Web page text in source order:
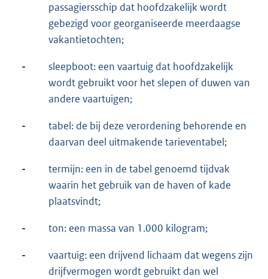
passagiersschip dat hoofdzakelijk wordt
gebezigd voor georganiseerde meerdaagse
vakantietochten;
-
sleepboot: een vaartuig dat hoofdzakelijk
wordt gebruikt voor het slepen of duwen van
andere vaartuigen;
-
tabel: de bij deze verordening behorende en
daarvan deel uitmakende tarieventabel;
-
termijn: een in de tabel genoemd tijdvak
waarin het gebruik van de haven of kade
plaatsvindt;
- ton: een massa van 1.000 kilogram;
-
vaartuig: een drijvend lichaam dat wegens zijn
drijfvermogen wordt gebruikt dan wel